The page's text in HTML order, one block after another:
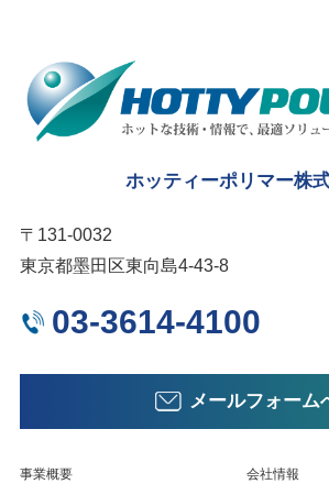
ホッティーポリマー株
〒131-0032
東京都墨田区東向島4-43-8
03-3614-4100
メールフォーム
事業概要 会社情報